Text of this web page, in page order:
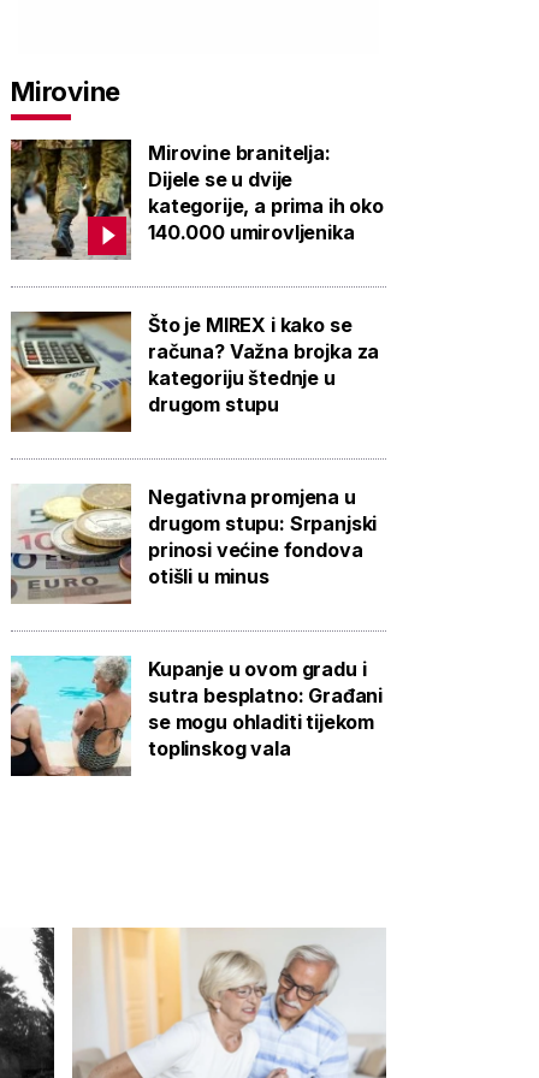
Mirovine
Mirovine branitelja:
Dijele se u dvije
kategorije, a prima ih oko
140.000 umirovljenika
Što je MIREX i kako se
računa? Važna brojka za
kategoriju štednje u
drugom stupu
Negativna promjena u
drugom stupu: Srpanjski
prinosi većine fondova
otišli u minus
Kupanje u ovom gradu i
sutra besplatno: Građani
se mogu ohladiti tijekom
toplinskog vala